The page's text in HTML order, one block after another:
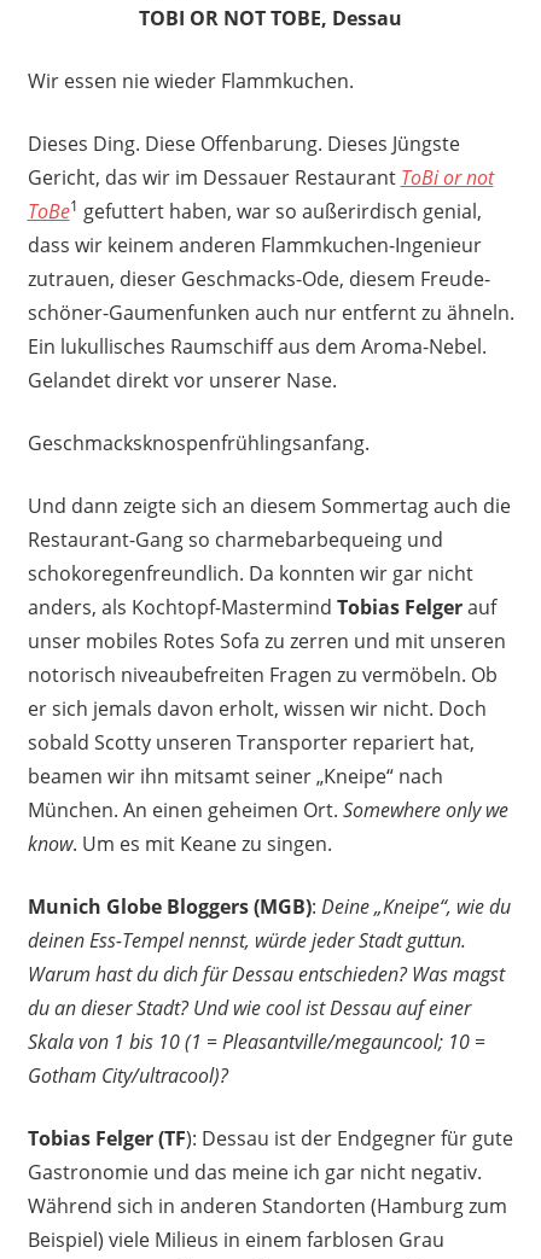
TOBI OR NOT TOBE, Dessau
Wir essen nie wieder Flammkuchen.
Dieses Ding. Diese Offenbarung. Dieses Jüngste
Gericht, das wir im Dessauer Restaurant ToBi or not
ToBe1 gefuttert haben, war so außerirdisch genial,
dass wir keinem anderen Flammkuchen-Ingenieur
zutrauen, dieser Geschmacks-Ode, diesem Freude-
schöner-Gaumenfunken auch nur entfernt zu ähneln.
Ein lukullisches Raumschiff aus dem Aroma-Nebel.
Gelandet direkt vor unserer Nase.
Geschmacksknospenfrühlingsanfang.
Und dann zeigte sich an diesem Sommertag auch die
Restaurant-Gang so charmebarbequeing und
schokoregenfreundlich. Da konnten wir gar nicht
anders, als Kochtopf-Mastermind Tobias Felgerauf
unser mobiles Rotes Sofa zu zerren und mit unseren
notorisch niveaubefreiten Fragen zu vermöbeln. Ob
er sich jemals davon erholt, wissen wir nicht. Doch
sobald Scotty unseren Transporter repariert hat,
beamen wir ihn mitsamt seiner „Kneipe“ nach
München. An einen geheimen Ort. Somewhere only we
know. Um es mit Keane zu singen.
Munich Globe Bloggers (MGB): Deine „Kneipe“, wie du
deinen Ess-Tempel nennst, würde jeder Stadt guttun.
Warum hast du dich für Dessau entschieden? Was magst
du an dieser Stadt? Und wie cool ist Dessau auf einer
Skala von 1 bis 10 (1 = Pleasantville/megauncool; 10 =
Gotham City/ultracool)?
Tobias Felger (TF): Dessau ist der Endgegner für gute
Gastronomie und das meine ich gar nicht negativ.
Während sich in anderen Standorten (Hamburg zum
Beispiel) viele Milieus in einem farblosen Grau